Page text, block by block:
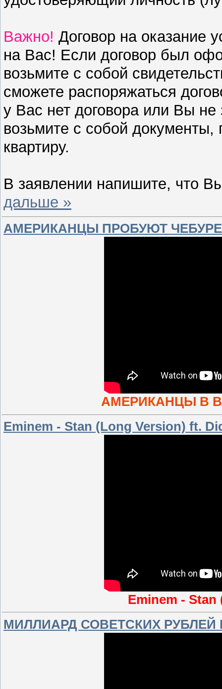
Важно! Договор на оказание
на Вас! Если договор был
возьмите с собой
сможете распоряжаться
у Вас нет договора или Вы
возьмите с собой
квартиру.
В заявлении напишите, что
дальше »
АМЕРИКАНЦЫ ПРОБУЮТ
АМЕРИКАНЦЫ В
Eminem - Stan (Long Version) ft.
Eminem -
МИЛЛИАРД СОВЕТСКИХ РУБЛЕЙ